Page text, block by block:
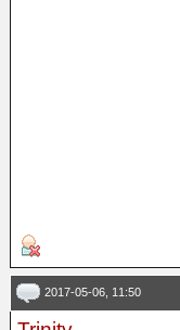
2017-05-06, 11:50